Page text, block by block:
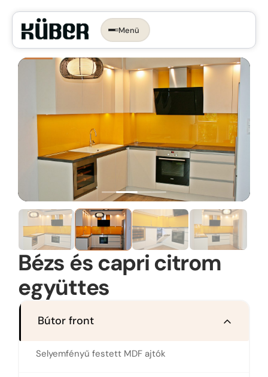
Menü
RÓLAD SZÓL.
Időpontot foglalok →
Konyhastílusok
More than kitchen
Konyhagépek, beépíthető készülékek
Belső megoldások
Munkalapok
Konyhatervezés
Kivitelezés
VR konyhatervezés
Bemutatóterem
Bézs és capri citrom
együttes
Bútor front
Selyemfényű festett MDF ajtók